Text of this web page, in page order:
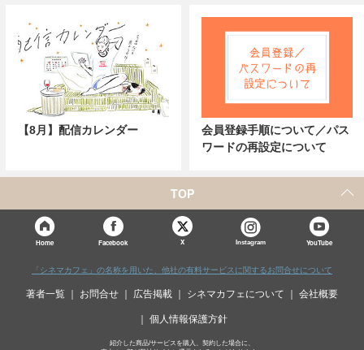
【8月】配信カレンダー
会員登録手順について／パス
ワードの再設定について
TOP
Home Facebook X Instagram YouTube
「シネマカフェ」の名称を用いた、他社の有料サービスに関するお問合せについて
著者一覧 お問合せ 広告掲載 シネマカフェについて 会社概要
個人情報保護方針
紹介した商品/サービスを購入、契約した場合に、